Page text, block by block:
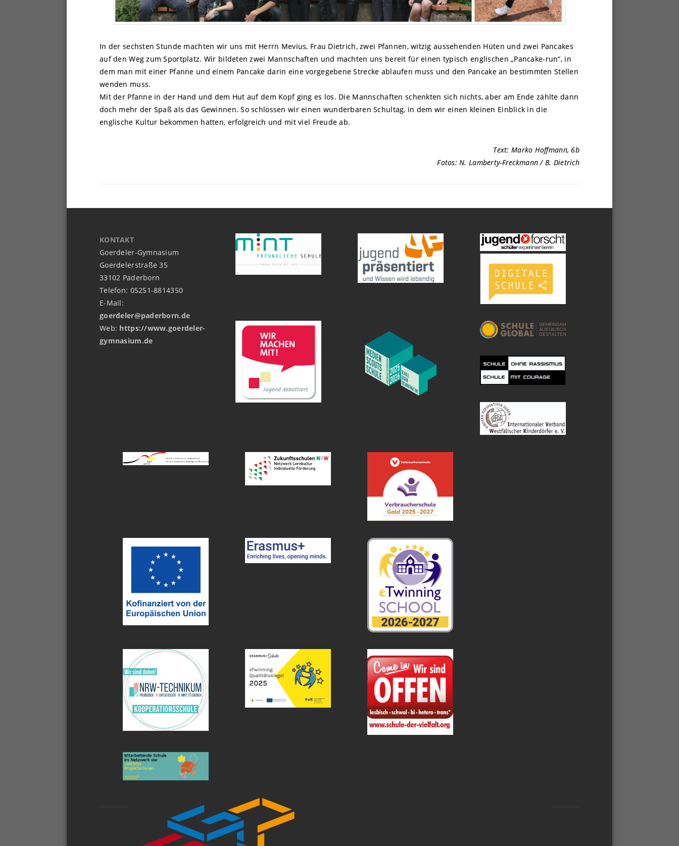
In der sechsten Stunde machten wir uns mit Herrn Mevius, Frau Dietrich, zwei Pfannen, witzig aussehenden Hüten und zwei Pancakes
auf den Weg zum Sportplatz. Wir bildeten zwei Mannschaften und machten uns bereit für einen typisch englischen „Pancake-run“, in
dem man mit einer Pfanne und einem Pancake darin eine vorgegebene Strecke ablaufen muss und den Pancake an bestimmten Stellen
wenden muss.
Mit der Pfanne in der Hand und dem Hut auf dem Kopf ging es los. Die Mannschaften schenkten sich nichts, aber am Ende zählte dann
doch mehr der Spaß als das Gewinnen. So schlossen wir einen wunderbaren Schultag, in dem wir einen kleinen Einblick in die
englische Kultur bekommen hatten, erfolgreich und mit viel Freude ab.
Text: Marko Hoffmann, 6b
Fotos: N. Lamberty-Freckmann / B. Dietrich
KONTAKT
Goerdeler-Gymnasium
Goerdelerstraße 35
33102 Paderborn
Telefon: 05251-8814350
E-Mail:
goerdeler@paderborn.de
Web: https://www.goerdeler-
gymnasium.de